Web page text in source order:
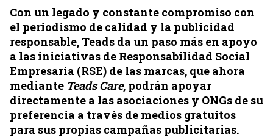
Con un legado y constante compromiso con
el periodismo de calidad y la publicidad
responsable, Teads da un paso más en apoyo
a las iniciativas de Responsabilidad Social
Empresaria (RSE) de las marcas, que ahora
mediante Teads Care, podrán apoyar
directamente a las asociaciones y ONGs de su
preferencia a través de medios gratuitos
para sus propias campañas publicitarias.